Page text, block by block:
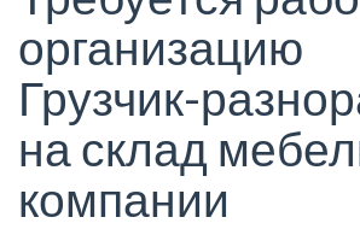
организацию
Грузчик-
на склад
компании